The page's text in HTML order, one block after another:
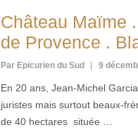
Château Maïme
de Provence .
Par Epicurien du Sud 9
En 20 ans, Jean-Michel
juristes mais surtout beaux-
de 40 hectares située …